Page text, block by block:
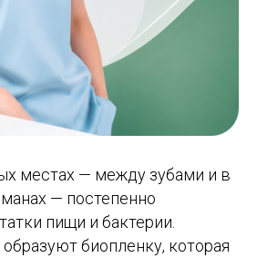
местах — между зубами и в
— постепенно
пищи и бактерии.
биопленку, которая